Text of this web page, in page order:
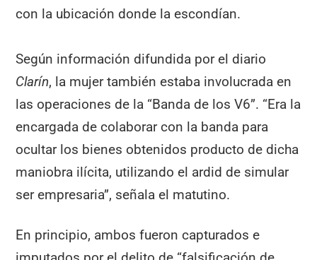
con la ubicación donde la escondían.
Según información difundida por el diario
Clarín, la mujer también estaba involucrada en
las operaciones de la “Banda de los V6”. “Era la
encargada de colaborar con la banda para
ocultar los bienes obtenidos producto de dicha
maniobra ilícita, utilizando el ardid de simular
ser empresaria”, señala el matutino.
En principio, ambos fueron capturados e